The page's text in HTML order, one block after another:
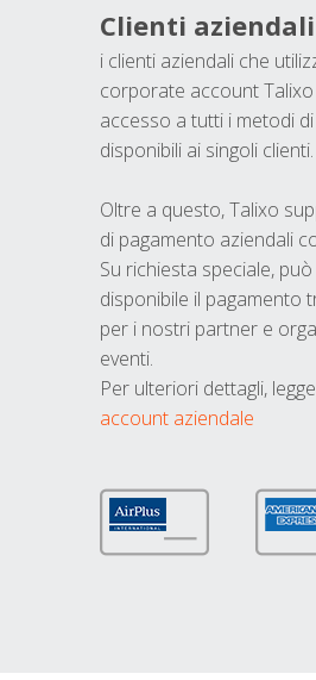
Clienti aziendali
i clienti aziendali che
corporate account
accesso a tutti i metodi
disponibili ai singoli clienti.
Oltre a questo, Talixo
di pagamento aziendali
Su richiesta speciale,
disponibile il pagamento
per i nostri partner e
eventi.
Per ulteriori dettagli,
account aziendale